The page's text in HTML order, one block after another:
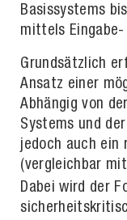
Basissystems
mittels Eingabe-
Grundsätzlich
Ansatz einer
Abhängig von
Systems und
jedoch auch ein
(vergleichbar
Dabei wird der